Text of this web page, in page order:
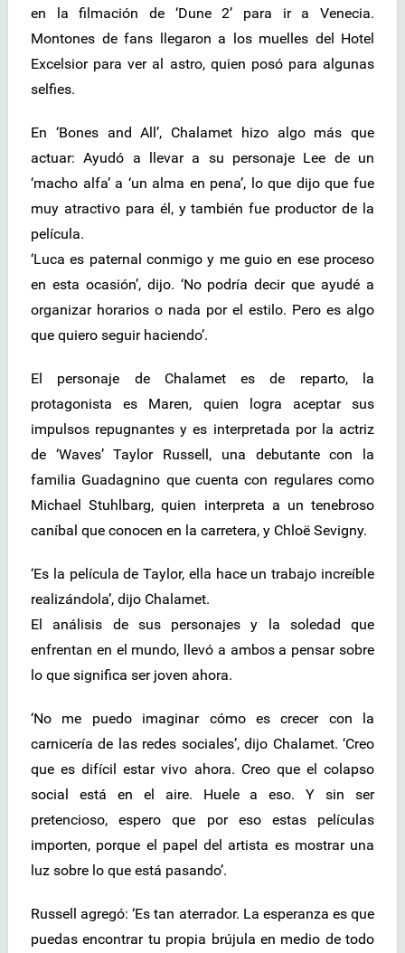
en la filmación de ‘Dune 2’ para ir a Venecia.
Montones de fans llegaron a los muelles del Hotel
Excelsior para ver al astro, quien posó para algunas
selfies.
En ‘Bones and All’, Chalamet hizo algo más que
actuar: Ayudó a llevar a su personaje Lee de un
‘macho alfa’ a ‘un alma en pena’, lo que dijo que fue
muy atractivo para él, y también fue productor de la
película.
‘Luca es paternal conmigo y me guio en ese proceso
en esta ocasión’, dijo. ‘No podría decir que ayudé a
organizar horarios o nada por el estilo. Pero es algo
que quiero seguir haciendo’.
El personaje de Chalamet es de reparto, la
protagonista es Maren, quien logra aceptar sus
impulsos repugnantes y es interpretada por la actriz
de ‘Waves’ Taylor Russell, una debutante con la
familia Guadagnino que cuenta con regulares como
Michael Stuhlbarg, quien interpreta a un tenebroso
caníbal que conocen en la carretera, y Chloë Sevigny.
‘Es la película de Taylor, ella hace un trabajo increíble
realizándola’, dijo Chalamet.
El análisis de sus personajes y la soledad que
enfrentan en el mundo, llevó a ambos a pensar sobre
lo que significa ser joven ahora.
‘No me puedo imaginar cómo es crecer con la
carnicería de las redes sociales’, dijo Chalamet. ‘Creo
que es difícil estar vivo ahora. Creo que el colapso
social está en el aire. Huele a eso. Y sin ser
pretencioso, espero que por eso estas películas
importen, porque el papel del artista es mostrar una
luz sobre lo que está pasando’.
Russell agregó: ‘Es tan aterrador. La esperanza es que
puedas encontrar tu propia brújula en medio de todo